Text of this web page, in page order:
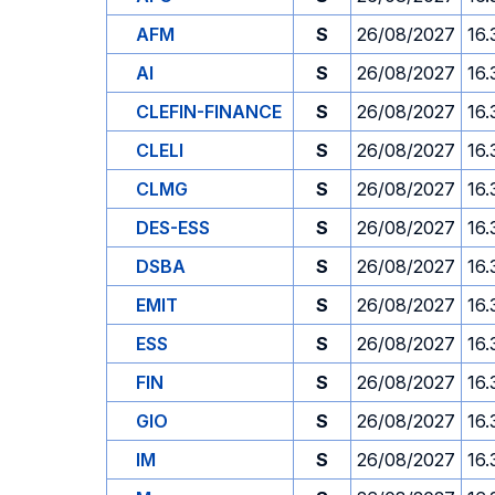
AFM
S 26/08/2027
AI
S 26/08/2027
CLEFIN-FINANCE
S 26/08/2027
CLELI
S 26/08/2027
CLMG
S 26/08/2027
DES-ESS
S 26/08/2027
DSBA
S 26/08/2027
EMIT
S 26/08/2027
ESS
S 26/08/2027
FIN
S 26/08/2027
GIO
S 26/08/2027
IM
S 26/08/2027